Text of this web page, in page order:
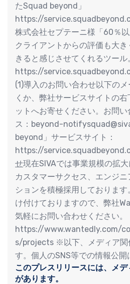
たSquad beyond」
https://
株式会社セプテーニ様「60％以
クライアントからの評価も大
きると感じさせてくれるツール
https://
(1)導入のお問い合わせ以下の
くか、弊社サービスサイトの
ットへお寄せください。お問
ス：beyond-
beyond」サービスサイト：
https://
せ現在SIVAでは事業規模の拡
カスタマーサクセス、エンジ
ションを積極採用しておりま
け付けておりますので、弊社
気軽にお問い合わせください。
https://www.wantedly.com/
s/projects ※以下、メディア関
す。個人のSNS等での情報公開
このプレスリリースには、メ
があります。